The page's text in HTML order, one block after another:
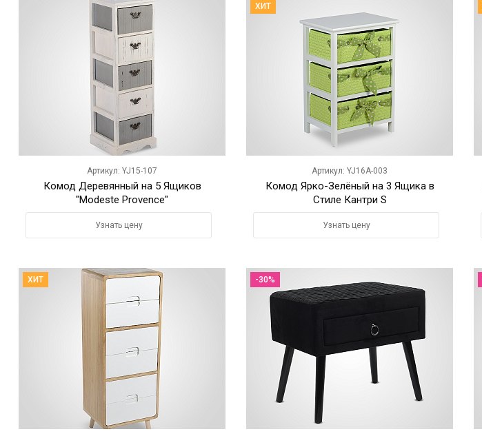
Артикул: YJ15-107
Комод Деревянный на 5 Ящиков
"Modeste Provence"
Узнать цену
ХИТ
Артикул: YJ16A-003
Комод Ярко-Зелёный на 3 Ящика в
Стиле Кантри S
Узнать цену
ХИТ -30%